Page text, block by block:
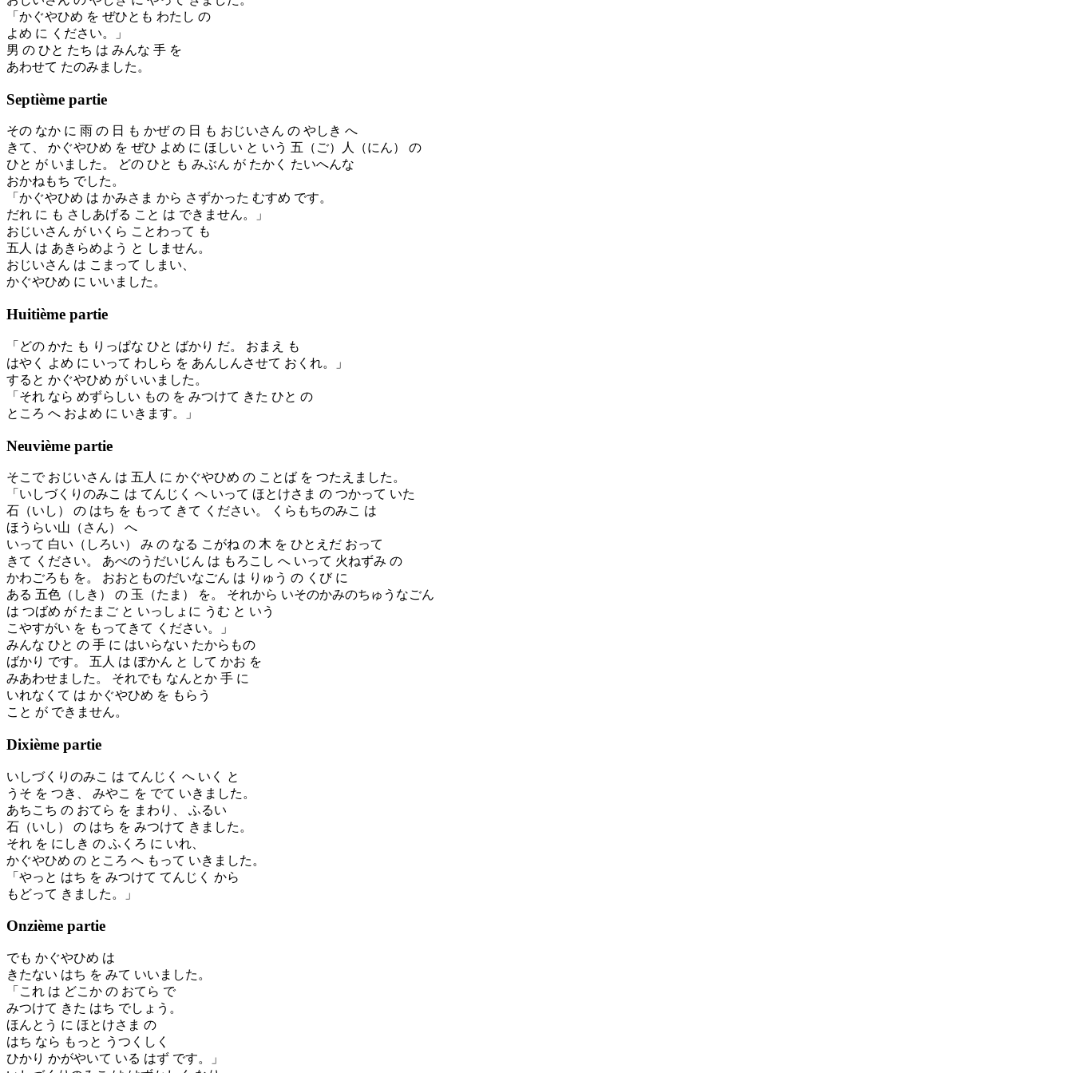
「かぐやひめ を ぜひとも わたし の
よめ に ください。」
男 の ひと たち は みんな 手 を
あわせて たのみました。
Septième partie
その なか に 雨 の 日 も かぜ の 日 も おじいさん の やしき へ
きて、 かぐやひめ を ぜひ よめ に ほしい と いう 五（ご）人（にん） の
ひと が いました。 どの ひと も みぶん が たかく たいへんな
おかねもち でした。
「かぐやひめ は かみさま から さずかった むすめ です。
だれ に も さしあげる こと は できません。」
おじいさん が いくら ことわって も
五人 は あきらめよう と しません。
おじいさん は こまって しまい、
かぐやひめ に いいました。
Huitième partie
「どの かた も りっぱな ひと ばかり だ。 おまえ も
はやく よめ に いって わしら を あんしんさせて おくれ。」
すると かぐやひめ が いいました。
「それ なら めずらしい もの を みつけて きた ひと の
ところ へ およめ に いきます。」
Neuvième partie
そこで おじいさん は 五人 に かぐやひめ の ことば を つたえました。
「いしづくりのみこ は てんじく へ いって ほとけさま の つかって いた
石（いし） の はち を もって きて ください。 くらもちのみこ は
ほうらい山（さん） へ
いって 白い（しろい） み の なる こがね の 木 を ひとえだ おって
きて ください。 あべのうだいじん は もろこし へ いって 火ねずみ の
かわごろも を。 おおとものだいなごん は りゅう の くび に
ある 五色（しき） の 玉（たま） を。 それから いそのかみのちゅうなごん
は つばめ が たまご と いっしょに うむ と いう
こやすがい を もってきて ください。」
みんな ひと の 手 に はいらない たからもの
ばかり です。 五人 は ぽかん と して かお を
みあわせました。 それでも なんとか 手 に
いれなくて は かぐやひめ を もらう
こと が できません。
Dixième partie
いしづくりのみこ は てんじく へ いく と
うそ を つき、 みやこ を でて いきました。
あちこち の おてら を まわり、 ふるい
石（いし） の はち を みつけて きました。
それ を にしき の ふくろ に いれ、
かぐやひめ の ところ へ もって いきました。
「やっと はち を みつけて てんじく から
もどって きました。」
Onzième partie
でも かぐやひめ は
きたない はち を みて いいました。
「これ は どこか の おてら で
みつけて きた はち でしょう。
ほんとう に ほとけさま の
はち なら もっと うつくしく
ひかり かがやいて いる はず です。」